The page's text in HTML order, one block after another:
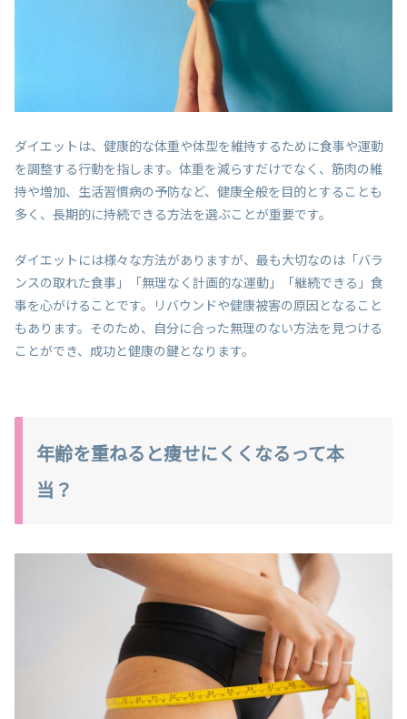
ダイエットは、健康的な体重や体型を維持するために食事や運動
を調整する行動を指します。体重を減らすだけでなく、筋肉の維
持や増加、生活習慣病の予防など、健康全般を目的とすることも
多く、長期的に持続できる方法を選ぶことが重要です。
ダイエットには様々な方法がありますが、最も大切なのは「バラ
ンスの取れた食事」「無理なく計画的な運動」「継続できる」食
事を心がけることです。リバウンドや健康被害の原因となること
もあります。そのため、自分に合った無理のない方法を見つける
ことができ、成功と健康の鍵となります。
年齢を重ねると痩せにくくなるって本
当？